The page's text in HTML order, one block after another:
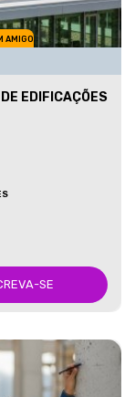
AMIGO
EDIFICAÇÕES
SE